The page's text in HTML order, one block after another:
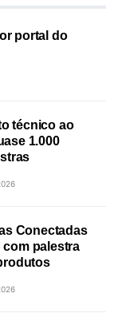
portal do
técnico ao
1.000
Conectadas
com palestra